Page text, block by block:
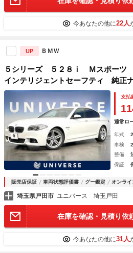
今あなたの他に22人
UP ＢＭＷ
５シリーズ ５２８ｉ Ｍスポーツ
インテリジェントセーフティ 純
ラ レザーシート パワーシート シ
インチＡＷ Ｍスポサスペンショ
ッドライト
支払
通常ロ
年式
車検
整備
保証
販売店保証 車両状態評価書 グー鑑定 オンラ
埼玉県戸田市 ユニバース 埼玉戸田
在庫を確認・見積り依
今あなたの他に31人